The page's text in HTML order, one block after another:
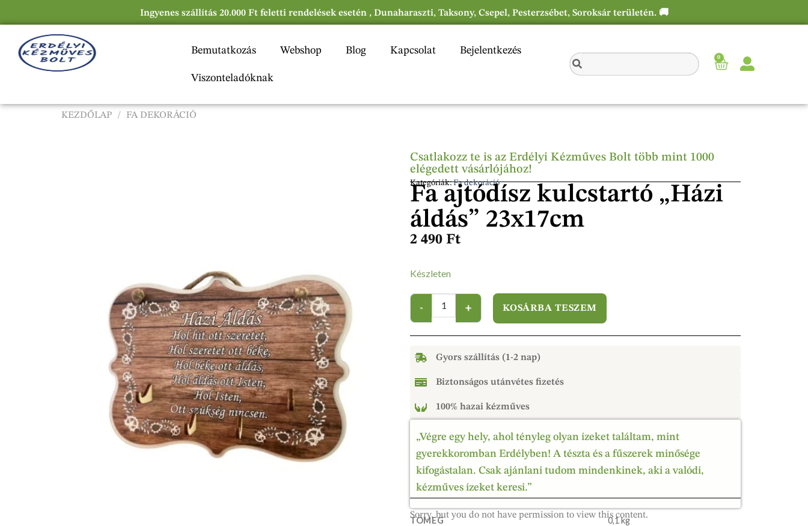
Ingyenes szállítás 20.000 Ft feletti rendelések esetén , Dunaharaszti, Taksony, Csepel, Pesterzsébet, Soroksár területén. 🚚
Bemutatkozás Webshop Blog Kapcsolat Bejelentkezés
Viszonteladóknak
0
KEZDŐLAP / FA DEKORÁCIÓ
Csatlakozz te is az Erdélyi Kézműves Bolt több mint 1000
elégedett vásárlójához!
Kategóriák:Fa dekoráció
Fa ajtódísz kulcstartó „Házi
áldás” 23x17cm
2 490 Ft
Készleten
KOSÁRBA TESZEM
Gyors szállítás (1-2 nap)
Biztonságos utánvétes fizetés
100% hazai kézműves
„Végre egy hely, ahol tényleg olyan ízeket találtam, mint
gyerekkoromban Erdélyben! A tészta és a fűszerek minősége
kifogástalan. Csak ajánlani tudom mindenkinek, aki a valódi,
kézműves ízeket keresi.”
Sorry, but you do not have permission to view this content.
TÖMEG 0,1 kg